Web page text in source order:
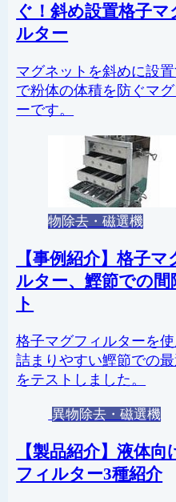
ぐ！斜め設置格子マ
ルター
マグネットを斜めに設
で粉体の体積を防ぐマ
ーです。
物除去・磁選機
【事例紹介】格子マ
ルター、鰹節での間
ト
格子マグフィルターを使
詰まりやすい鰹節での
をテストしました。
異物除去・磁選機
【製品紹介】液体向
フィルター3種紹介